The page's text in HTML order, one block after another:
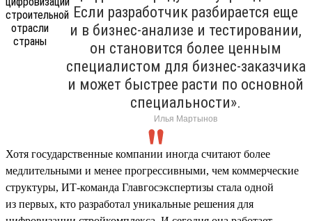
Если разработчик разбирается еще
и в бизнес-анализе и тестировании,
он становится более ценным
специалистом для бизнес-заказчика
и может быстрее расти по основной
специальности».
Илья Мартынов
Хотя государственные компании иногда считают более
медлительными и менее прогрессивными, чем коммерческие
структуры, ИТ-команда Главгосэкспертизы стала одной
из первых, кто разработал уникальные решения для